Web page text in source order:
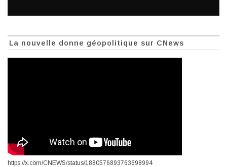
La nouvelle donne géopolitique sur CNews
https://x.com/CNEWS/status/1880576893763698994